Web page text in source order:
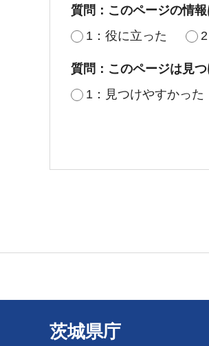
質問：このページの情
1：役に立った
質問：このページは見
1：見つけやすかった
茨城県庁